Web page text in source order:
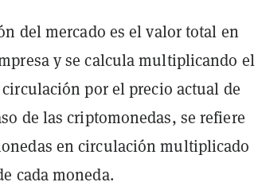
del mercado es el valor total en
y se calcula multiplicando el
por el precio actual de
de las criptomonedas, se refiere
en circulación multiplicado
cada moneda.